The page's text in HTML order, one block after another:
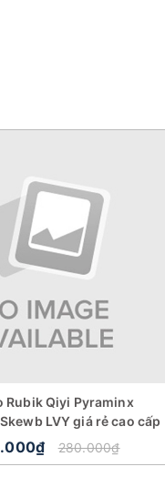
Rubik Qiyi Pyraminx
LVY giá rẻ cao cấp
280.000₫